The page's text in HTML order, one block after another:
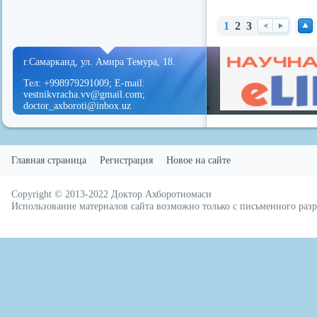
1 2 3
ад
ере
д
ерх
г.Самарканд, ул. Амира Темура, 18.
Тел: +998979291009; E-mail:
vestnikvracha.vv@gmail.com;
doctor_axboroti@inbox.uz
Главная страница Регистрация Новое на сайте
redvid esle
Copyright © 2013-2022 Доктор Ахборотномаси
Использование материалов сайта возможно только с письменного